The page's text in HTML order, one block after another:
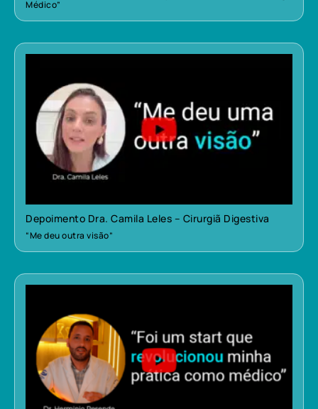
Médico”
Depoimento Dra. Camila Leles – Cirurgiã Digestiva
“Me deu outra visão”